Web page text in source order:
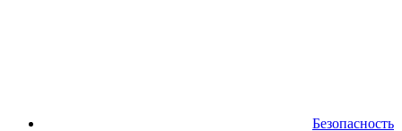
Безопасность